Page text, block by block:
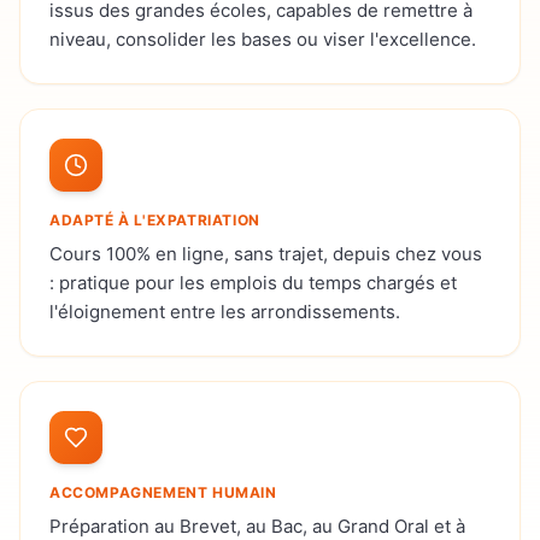
issus des grandes écoles, capables de remettre à
niveau, consolider les bases ou viser l'excellence.
ADAPTÉ À L'EXPATRIATION
Cours 100% en ligne, sans trajet, depuis chez vous
: pratique pour les emplois du temps chargés et
l'éloignement entre les arrondissements.
ACCOMPAGNEMENT HUMAIN
Préparation au Brevet, au Bac, au Grand Oral et à